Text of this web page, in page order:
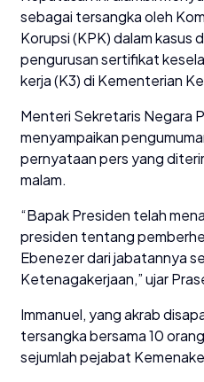
sebagai tersangka oleh
Korupsi (KPK) dalam kasus
pengurusan sertifikat
kerja (K3) di Kementerian
Menteri Sekretaris Negara
menyampaikan
pernyataan pers yang
malam.
“Bapak Presiden telah
presiden tentang
Ebenezer dari jabatannya
Ketenagakerjaan,” ujar
Immanuel, yang akrab
tersangka bersama 10
sejumlah pejabat